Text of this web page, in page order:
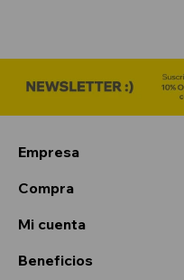
Empresa
Compra
Mi cuenta
Beneficios